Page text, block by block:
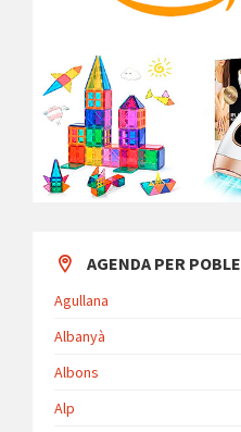
AGENDA PER POBLE
Agullana
Albanyà
Albons
Alp